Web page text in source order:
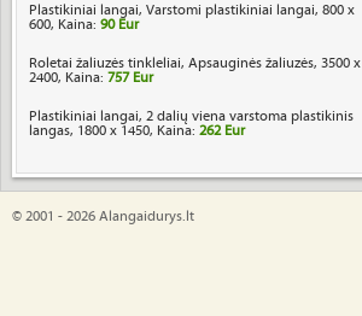
Plastikiniai langai, Varstomi plastikiniai langai, 800 x
600, Kaina: 90 Eur
Roletai žaliuzės tinkleliai, Apsauginės žaliuzės, 3500 x
2400, Kaina: 757 Eur
Plastikiniai langai, 2 dalių viena varstoma plastikinis
langas, 1800 x 1450, Kaina: 262 Eur
© 2001 - 2026 Alangaidurys.lt